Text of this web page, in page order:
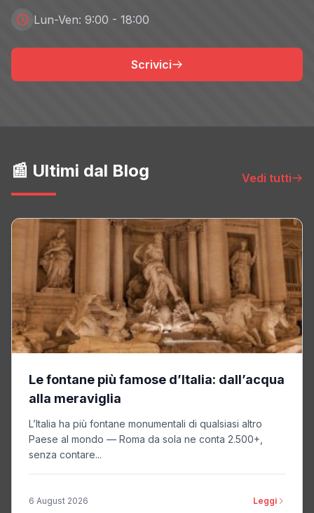
Lun-Ven: 9:00 - 18:00
Scrivici
📰 Ultimi dal Blog Vedi tutti
Le fontane più famose d’Italia: dall’acqua
alla meraviglia
L’Italia ha più fontane monumentali di qualsiasi altro
Paese al mondo — Roma da sola ne conta 2.500+,
senza contare...
6 August 2026 Leggi